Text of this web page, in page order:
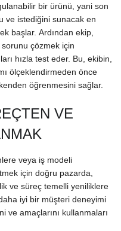
bir ürünü, yani son
ve istediğini sunacak en
başlar. Ardından ekip,
çözmek için
hızla test eder. Bu, ekibin,
ölçeklendirmeden önce
öğrenmesini sağlar.
VE
veya iş modeli
için doğru pazarda,
ve süreç temelli yeniliklere
iyi bir müşteri deneyimi
ve amaçlarını kullanmaları